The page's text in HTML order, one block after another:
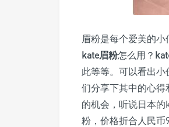
眉粉是每个爱美的
kate眉粉怎么用？
此等等。可以看出
们分享下其中的心
的机会，听说日本
粉，价格折合人民币